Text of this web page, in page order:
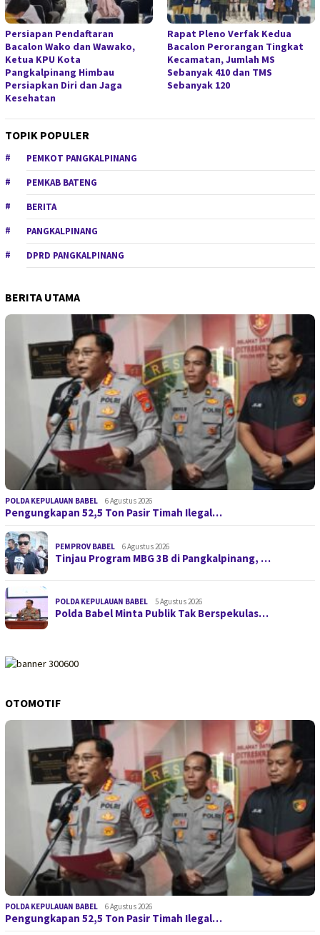
Persiapan Pendaftaran
Bacalon Wako dan Wawako,
Ketua KPU Kota
Pangkalpinang Himbau
Persiapkan Diri dan Jaga
Kesehatan
Rapat Pleno Verfak Kedua
Bacalon Perorangan Tingkat
Kecamatan, Jumlah MS
Sebanyak 410 dan TMS
Sebanyak 120
TOPIK POPULER
PEMKOT PANGKALPINANG
PEMKAB BATENG
BERITA
PANGKALPINANG
DPRD PANGKALPINANG
BERITA UTAMA
POLDA KEPULAUAN BABEL 6 Agustus 2026
Pengungkapan 52,5 Ton Pasir Timah Ilegal…
PEMPROV BABEL 6 Agustus 2026
Tinjau Program MBG 3B di Pangkalpinang, …
POLDA KEPULAUAN BABEL 5 Agustus 2026
Polda Babel Minta Publik Tak Berspekulas…
OTOMOTIF
POLDA KEPULAUAN BABEL 6 Agustus 2026
Pengungkapan 52,5 Ton Pasir Timah Ilegal…